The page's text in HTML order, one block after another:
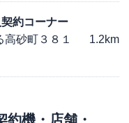
約コーナー
砂町３８１
1.2km
約機・店舗・